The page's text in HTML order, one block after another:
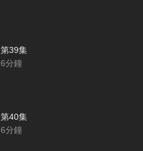
第39集
6分鐘
第40集
6分鐘